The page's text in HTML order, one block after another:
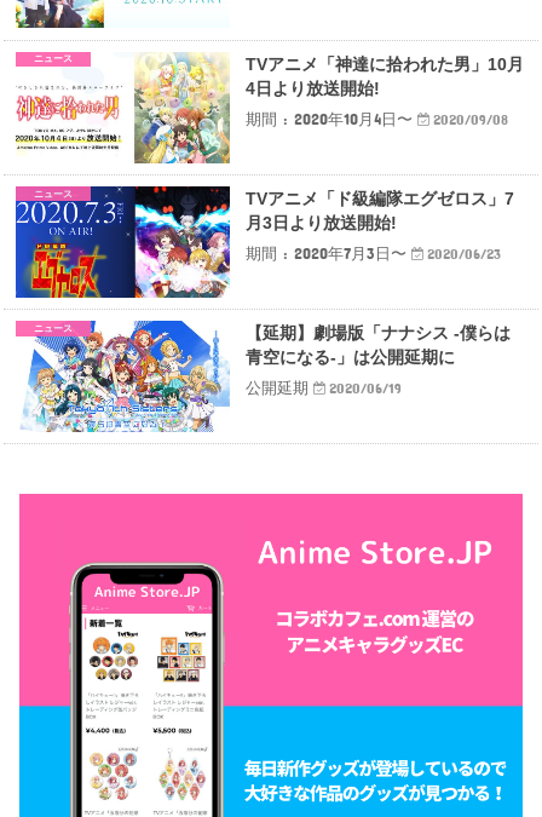
ニュース
TVアニメ「神達に拾われた男」10月
4日より放送開始!
期間 : 2020年10月4日〜
2020/09/08
ニュース
TVアニメ「ド級編隊エグゼロス」7
月3日より放送開始!
期間 : 2020年7月3日〜
2020/06/23
ニュース
【延期】劇場版「ナナシス -僕らは
青空になる-」は公開延期に
公開延期
2020/06/19